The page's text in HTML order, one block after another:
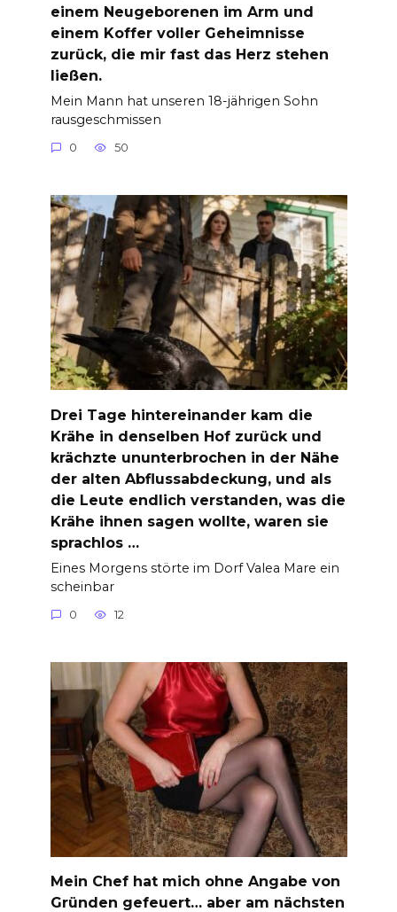
einem Neugeborenen im Arm und
einem Koffer voller Geheimnisse
zurück, die mir fast das Herz stehen
ließen.
Mein Mann hat unseren 18-jährigen Sohn
rausgeschmissen
0 50
Drei Tage hintereinander kam die
Krähe in denselben Hof zurück und
krächzte ununterbrochen in der Nähe
der alten Abflussabdeckung, und als
die Leute endlich verstanden, was die
Krähe ihnen sagen wollte, waren sie
sprachlos …
Eines Morgens störte im Dorf Valea Mare ein
scheinbar
0 12
Mein Chef hat mich ohne Angabe von
Gründen gefeuert… aber am nächsten